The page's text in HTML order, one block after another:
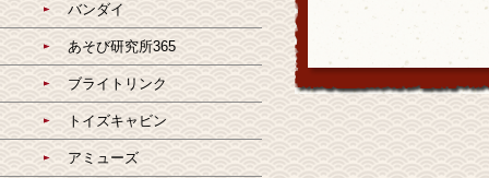
バンダイ
あそび研究所365
ブライトリンク
トイズキャビン
アミューズ